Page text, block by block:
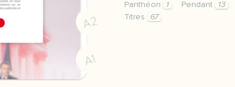
A2
A1
Panthéon
1 Pendant 13
Titres
67